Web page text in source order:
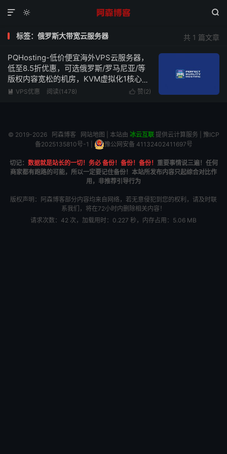
 

共 1 篇文章
标签：俄罗斯大带宽云服务器
PQHosting-低价便宜海外VPS云服务器，
低至8.5折优惠，可选俄罗斯/罗马尼亚/等
版权内容宽松的机房，KVM虚拟化1核心1G
内存1Gbps带宽不限流量低至3.2欧元/月
 赞(2)
 VPS优惠 阅读(1478)
© 2019-2026 阿森博客 网站地图 | 本站由 冰云互联提供云计算服务 | 豫ICP
备2025135810号-1
豫公网安备 41132402411697号
切记： 数据就是站长的一切！务必 备份！备份！备份！ 重要事情说三遍！任何
商家都有跑路的可能，所以一定要记住备份！本站所发布内容只起综合对比作
用，非推荐引导行为
版权声明：阿森博客部分内容均来自网络，若无意侵犯到您的权利，请及时联
系我们，将在72小时内删除相关内容！
请求次数：42 次，加载用时：0.227 秒，内存占用：5.06 MB